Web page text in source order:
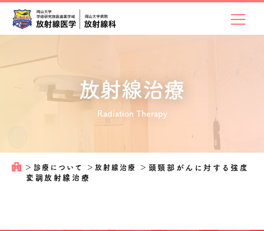
放射線治療
Radiation Therapy
＞ 診療について ＞ 放射線治療 ＞ 頭頸部がんに対する強度
変調放射線治療